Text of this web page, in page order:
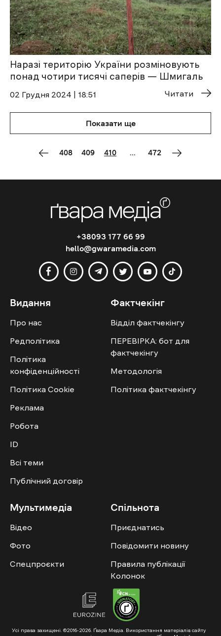
Наразі територію України розміновують
понад чотири тисячі саперів — Шмигаль
02 Грудня 2024 | 18:51 Читати
Показати ще
408 409 410 ... 472
+38093 177 66 99
hello@gwaramedia.com
Видання
Про нас
Редполітика
Політика
конфіденційності
Політика Cookie
Реклама
Робота
ID
Всі теми
Публічний договір
Фактчекінг
Відділ фактчекінгу
ПЕРЕВІРКА: бот для
фактчекінгу
Методологія
Політика фактчекінгу
Мультимедіа
Відео
Фото
Спецпроєкти
Спільнота
Приєднатись
Повідомити новину
Правила публікації
Колонок
Усі права захищені. ©2016-2026. Ґвара Медіа. Використання матеріалів сайту